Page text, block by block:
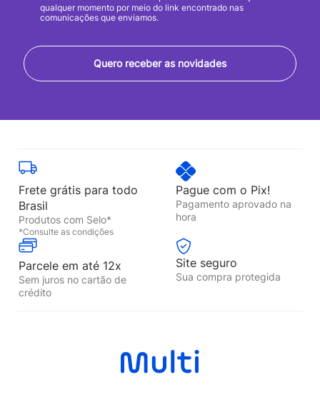
Quero receber as novidades
qualquer momento por meio do link encontrado nas
comunicações que enviamos.
Frete grátis para todo
Brasil
Produtos com Selo*
*Consulte as condições
Pague com o Pix!
Pagamento aprovado na
hora
Parcele em até 12x
Sem juros no cartão de
crédito
Site seguro
Sua compra protegida